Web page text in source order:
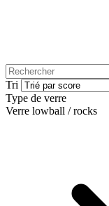
Tri
Type de verre
Verre lowball / rocks